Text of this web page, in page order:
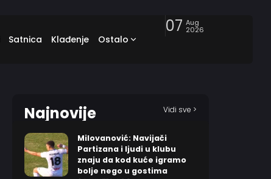
Satnica Klađenje Ostalo
07 Aug
2026
Najnovije Vidi sve >
Milovanović: Navijači
Partizana i ljudi u klubu
znaju da kod kuće igramo
bolje nego u gostima